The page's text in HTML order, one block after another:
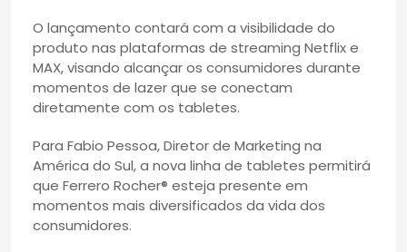
O lançamento contará com a visibilidade do
produto nas plataformas de streaming Netflix e
MAX, visando alcançar os consumidores durante
momentos de lazer que se conectam
diretamente com os tabletes.
Para Fabio Pessoa, Diretor de Marketing na
América do Sul, a nova linha de tabletes permitirá
que Ferrero Rocher® esteja presente em
momentos mais diversificados da vida dos
consumidores.